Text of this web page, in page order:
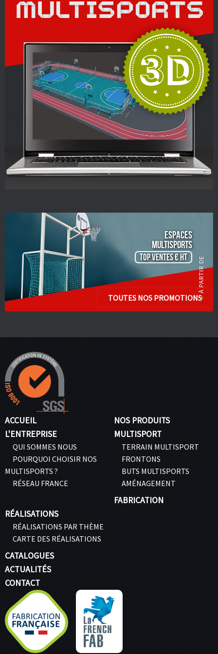
ESPACES
Multisports
TOP VENTES € HT
TOUTES NOS PROMOTIONS
ACCUEIL
L'ENTREPRISE
QUI SOMMES NOUS
POURQUOI CHOISIR NOS
MULTISPORTS ?
RÉSEAU FRANCE
NOS PRODUITS
MULTISPORT
TERRAIN MULTISPORT
FRONTONS
BUTS MULTISPORTS
AMÉNAGEMENT
FABRICATION
RÉALISATIONS
RÉALISATIONS PAR THÈME
CARTE DES RÉALISATIONS
CATALOGUES
ACTUALITÉS
CONTACT